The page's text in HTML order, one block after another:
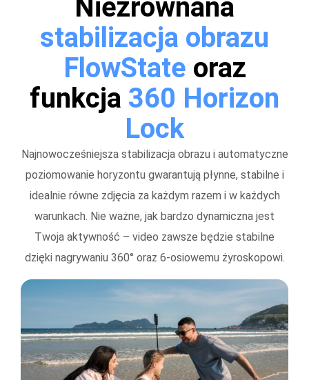
Niezrównana
stabilizacja obrazu
FlowState oraz
funkcja 360 Horizon
Lock
Najnowocześniejsza stabilizacja obrazu i automatyczne
poziomowanie horyzontu gwarantują płynne, stabilne i
idealnie równe zdjęcia za każdym razem i w każdych
warunkach. Nie ważne, jak bardzo dynamiczna jest
Twoja aktywność – video zawsze będzie stabilne
dzięki nagrywaniu 360° oraz 6-osiowemu żyroskopowi.